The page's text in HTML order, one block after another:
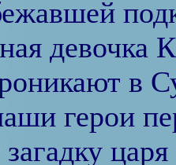
девочка
в
герои